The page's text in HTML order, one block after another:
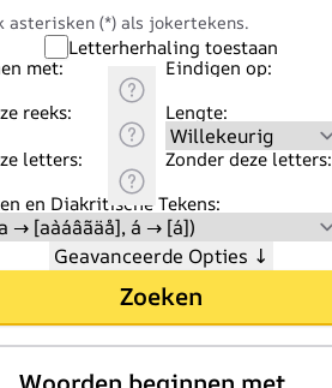
asterisken (*) als jokertekens.
Letterherhaling toestaan
met:
Eindigen op:
reeks:
Lengte:
letters:
Zonder deze letters:
en Diakritische Tekens:
Geavanceerde Opties ↓
Zoeken